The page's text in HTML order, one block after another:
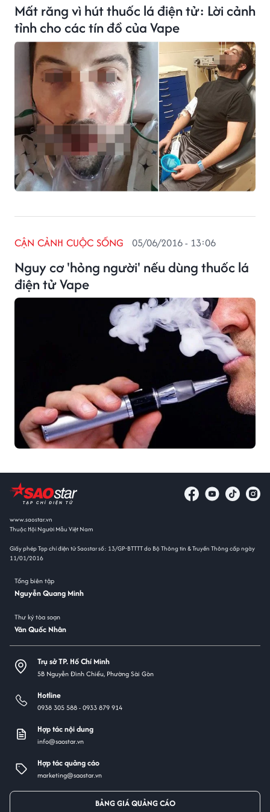
Mất răng vì hút thuốc lá điện tử: Lời cảnh
tỉnh cho các tín đồ của Vape
Nguy cơ 'hỏng người' nếu dùng thuốc lá
điện tử Vape
CẬN CẢNH CUỘC SỐNG 05/06/2016 - 13:06
www.saostar.vn
Thuộc Hội Người Mẫu Việt Nam
Giấy phép Tạp chí điện tử Saostar số: 13/GP-BTTTT do Bộ Thông tin & Truyền Thông cấp ngày
11/01/2016
Tổng biên tập
Nguyễn Quang Minh
Thư ký tòa soạn
Văn Quốc Nhân
Trụ sở TP. Hồ Chí Minh
5B Nguyễn Đình Chiểu, Phường Sài Gòn
Hotline
0938 305 588 -0933 879 914
Hợp tác nội dung
info@saostar.vn
Hợp tác quảng cáo
marketing@saostar.vn
BẢNG GIÁ QUẢNG CÁO